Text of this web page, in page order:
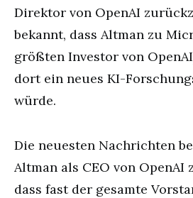
Direktor von OpenAI
bekannt, dass Altman zu
größten Investor von
dort ein neues KI-
würde.
Die neuesten Nachrichten
Altman als CEO von
dass fast der gesamte